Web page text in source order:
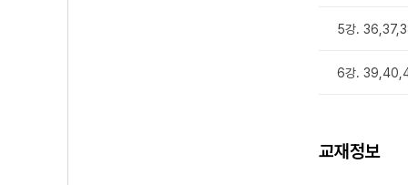
5강.
6강.
교재정보